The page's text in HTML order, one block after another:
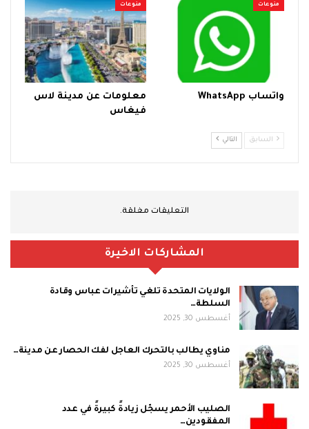
منوعات
واتساب WhatsApp
منوعات
معلومات عن مدينة لاس
فيغاس
السابق التالي
التعليقات مغلقة.
المشاركات الاخيرة
الولايات المتحدة تلغي تأشيرات عباس وقادة
السلطة…
أغسطس 30, 2025
مناوي يطالب بالتحرك العاجل لفك الحصار عن مدينة…
أغسطس 30, 2025
الصليب الأحمر يسجّل زيادةً كبيرةً في عدد
المفقودين…